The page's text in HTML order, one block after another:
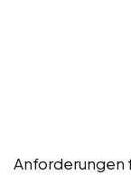
Anforderungen